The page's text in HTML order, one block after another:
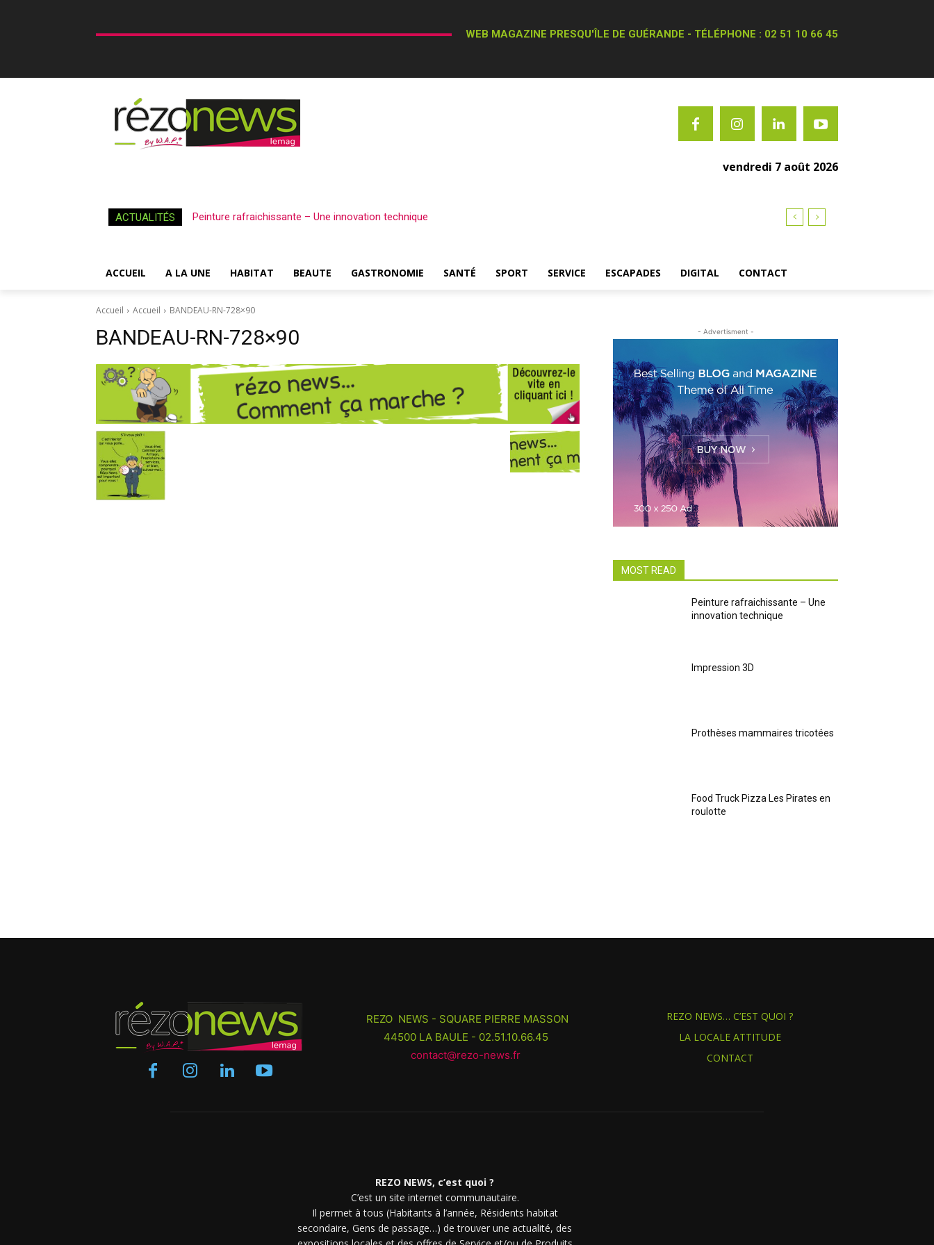
WEB MAGAZINE PRESQU'ÎLE DE GUÉRANDE - TÉLÉPHONE : 02 51 10 66 45
vendredi 7 août 2026
ACTUALITÉS Peinture rafraichissante – Une innovation technique
ACCUEIL A LA UNE HABITAT BEAUTE GASTRONOMIE SANTÉ SPORT SERVICE ESCAPADES DIGITAL CONTACT
Accueil Accueil BANDEAU-RN-728×90
BANDEAU-RN-728×90 - Advertisment -
MOST READ
Peinture rafraichissante – Une
innovation technique
Impression 3D
Prothèses mammaires tricotées
Food Truck Pizza Les Pirates en
roulotte
REZO NEWS - SQUARE PIERRE MASSON
44500 LA BAULE - 02.51.10.66.45
contact@rezo-news.fr
REZO NEWS… C’EST QUOI ?
LA LOCALE ATTITUDE
CONTACT
REZO NEWS, c’est quoi ?
C’est un site internet communautaire.
Il permet à tous (Habitants à l’année, Résidents habitat
secondaire, Gens de passage…) de trouver une actualité, des